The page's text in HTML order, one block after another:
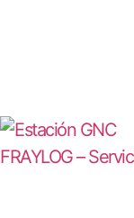
FRAYLOG –